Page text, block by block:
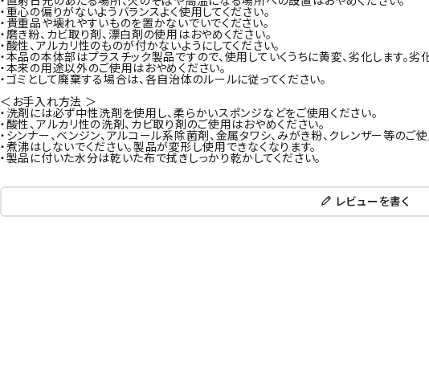
・重心の偏りがないようバランスよく使用してください。
・貴重品や壊れやすいものを置かないでいでください。
・磨き粉、カビ取り剤、漂白剤の使用はおやめください。
・酸性、アルカリ性のものが付かないようにしてください。
・本品の本体部はプラスチック製品ですので、使用していくうちに黄変、劣化します。劣
・本来の用途以外のご使用はおやめください。
・ゴミとして廃棄する場合は、各自治体のルールに従ってください。
＜お手入れ方法 ＞
・洗剤には必ず中性洗剤を使用し、柔らかいスポンジなどをご使用ください。
・酸性、アルカリ性の洗剤、カビ取り剤のご使用はおやめください。
・シンナー、ベンジン、アルコール系除菌剤、金属タワシ、みがき粉、クレンザー等のご
・煮沸はしないでください。製品が変形し使用できなくなります。
・製品に付いた水分は乾いた布で拭きしっかり乾かしてください。
レビューを書く